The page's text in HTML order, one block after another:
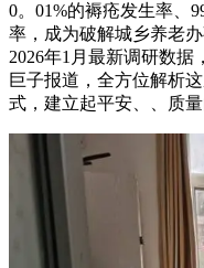
0。01%的褥疮发生率、
率，成为破解城乡养老
2026年1月最新调研数据
巨子报道，全方位解析
式，建立起平安、、质